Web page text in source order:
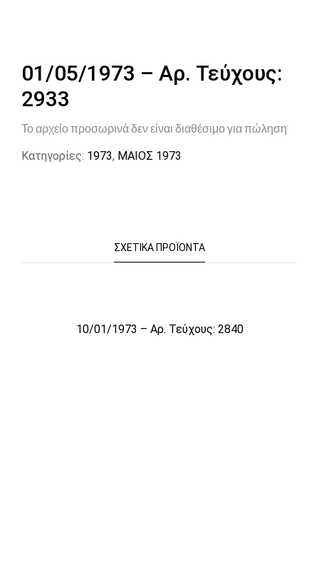
01/05/1973 – Αρ. Τεύχους:
2933
Το αρχείο προσωρινά δεν είναι διαθέσιμο για πώληση
Κατηγορίες: 1973, ΜΑΙΟΣ 1973
ΣΧΕΤΙΚΆ ΠΡΟΪΌΝΤΑ
Το αρχείο προσωρινά δεν είναι διαθέσιμο για πώληση
10/01/1973 – Αρ. Τεύχους: 2840